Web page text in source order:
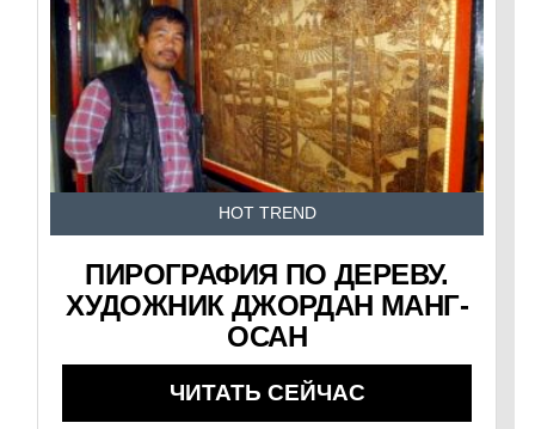
HOT TREND
ПИРОГРАФИЯ ПО ДЕРЕВУ.
ХУДОЖНИК ДЖОРДАН МАНГ-
ОСАН
ЧИТАТЬ СЕЙЧАС